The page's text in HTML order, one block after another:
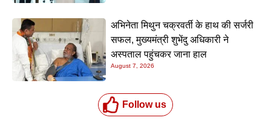
अभिनेता मिथुन चक्रवर्ती के हाथ की सर्जरी
सफल, मुख्यमंत्री शुभेंदु अधिकारी ने
अस्पताल पहुंचकर जाना हाल
August 7, 2026
Follow us